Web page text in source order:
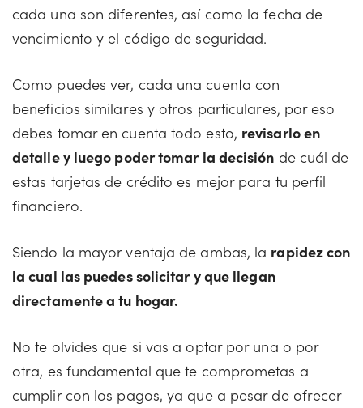
cada una son diferentes, así como la fecha de
vencimiento y el código de seguridad.
Como puedes ver, cada una cuenta con
beneficios similares y otros particulares, por eso
debes tomar en cuenta todo esto, revisarlo en
detalle y luego poder tomar la decisión de cuál de
estas tarjetas de crédito es mejor para tu perfil
financiero.
Siendo la mayor ventaja de ambas, la rapidez con
la cual las puedes solicitar y que llegan
directamente a tu hogar.
No te olvides que si vas a optar por una o por
otra, es fundamental que te comprometas a
cumplir con los pagos, ya que a pesar de ofrecer